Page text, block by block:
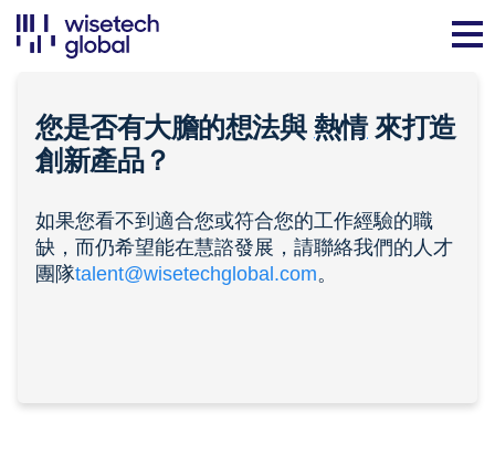
您是否有大膽的想法與 熱情來打造
創新產品？
如果您看不到適合您或符合您的工作經驗的職
缺，而仍希望能在慧諮發展，請聯絡我們的人才
團隊talent@wisetechglobal.com。